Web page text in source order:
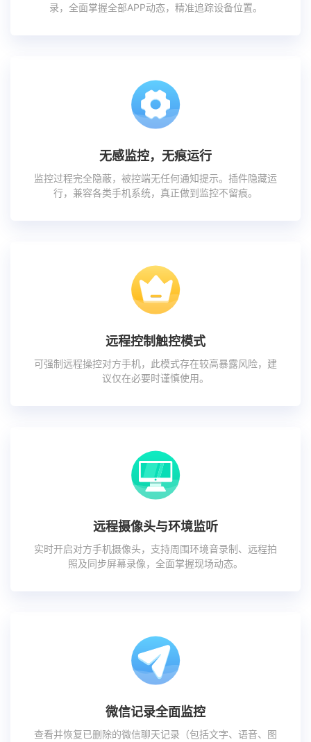
录，全面掌握全部APP动态，精准追踪设备位置。
无感监控，无痕运行
监控过程完全隐蔽，被控端无任何通知提示。插件隐藏运
行，兼容各类手机系统，真正做到监控不留痕。
远程控制触控模式
可强制远程操控对方手机，此模式存在较高暴露风险，建
议仅在必要时谨慎使用。
远程摄像头与环境监听
实时开启对方手机摄像头，支持周围环境音录制、远程拍
照及同步屏幕录像，全面掌握现场动态。
微信记录全面监控
查看并恢复已删除的微信聊天记录（包括文字、语音、图